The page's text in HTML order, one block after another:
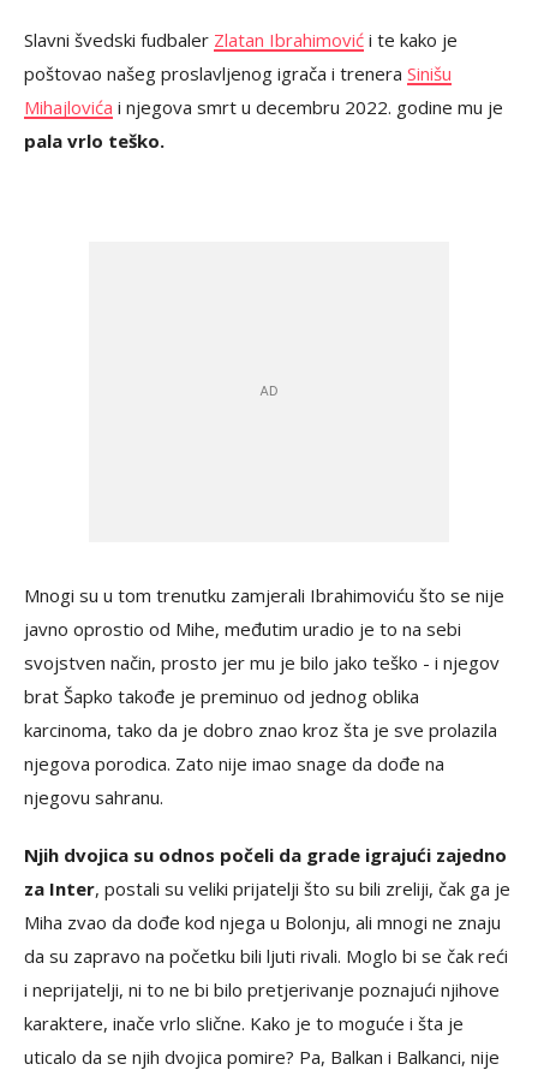
Slavni švedski fudbaler Zlatan Ibrahimović i te kako je
poštovao našeg proslavljenog igrača i trenera Sinišu
Mihajlovića i njegova smrt u decembru 2022. godine mu je
pala vrlo teško.
Mnogi su u tom trenutku zamjerali Ibrahimoviću što se nije
javno oprostio od Mihe, međutim uradio je to na sebi
svojstven način, prosto jer mu je bilo jako teško - i njegov
brat Šapko takođe je preminuo od jednog oblika
karcinoma, tako da je dobro znao kroz šta je sve prolazila
njegova porodica. Zato nije imao snage da dođe na
njegovu sahranu.
Njih dvojica su odnos počeli da grade igrajući zajedno
za Inter, postali su veliki prijatelji što su bili zreliji, čak ga je
Miha zvao da dođe kod njega u Bolonju, ali mnogi ne znaju
da su zapravo na početku bili ljuti rivali. Moglo bi se čak reći
i neprijatelji, ni to ne bi bilo pretjerivanje poznajući njihove
karaktere, inače vrlo slične. Kako je to moguće i šta je
uticalo da se njih dvojica pomire? Pa, Balkan i Balkanci, nije